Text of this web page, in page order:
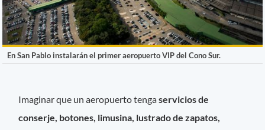
En San Pablo instalarán el primer aeropuerto VIP del Cono Sur.
Imaginar que un aeropuerto tengaservicios de
conserje, botones, limusina, lustrado de zapatos,